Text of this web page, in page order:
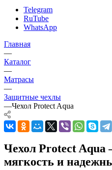
Telegram
RuTube
WhatsApp
Главная
—
Каталог
—
Матрасы
—
Защитные чехлы
—Чехол Protect Aqua
Чехол Protect Aqua
мягкость и